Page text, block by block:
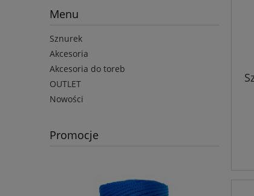
Menu
Sznurek
Akcesoria
Akcesoria do toreb
OUTLET
Nowości
Promocje